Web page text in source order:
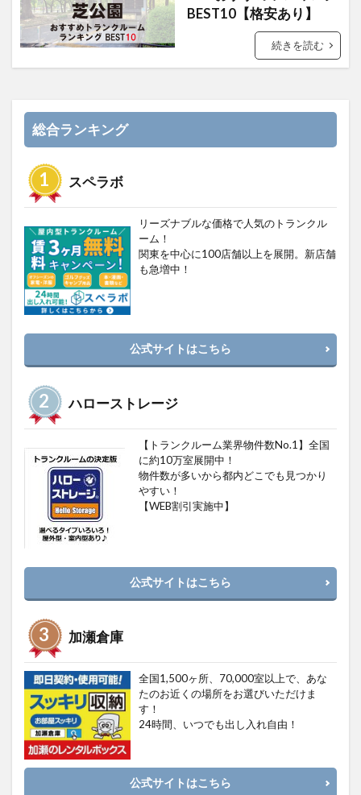
BEST10【格安あり】
続きを読む
総合ランキング
スペラボ
リーズナブルな価格で人気のトランクル
ーム！
関東を中心に100店舗以上を展開。新店舗
も急増中！
公式サイトはこちら
ハローストレージ
【トランクルーム業界物件数No.1】全国
に約10万室展開中！
物件数が多いから都内どこでも見つかり
やすい！
【WEB割引実施中】
公式サイトはこちら
加瀬倉庫
全国1,500ヶ所、70,000室以上で、あな
たのお近くの場所をお選びいただけま
す！
24時間、いつでも出し入れ自由！
公式サイトはこちら